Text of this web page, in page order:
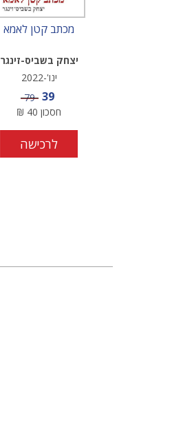
מכתב קטן לאמא
יצחק בשביס-זינגר
ינו'-2022
מחיר מבצע
39 מחיר
79
חסכון 40
₪
לרכישה